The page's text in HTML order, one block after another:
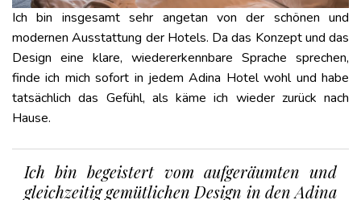
Ich bin insgesamt sehr angetan von der schönen und
modernen Ausstattung der Hotels. Da das Konzept und das
Design eine klare, wiedererkennbare Sprache sprechen,
finde ich mich sofort in jedem Adina Hotel wohl und habe
tatsächlich das Gefühl, als käme ich wieder zurück nach
Hause.
Ich bin begeistert vom aufgeräumten und
gleichzeitig gemütlichen Design in den Adina